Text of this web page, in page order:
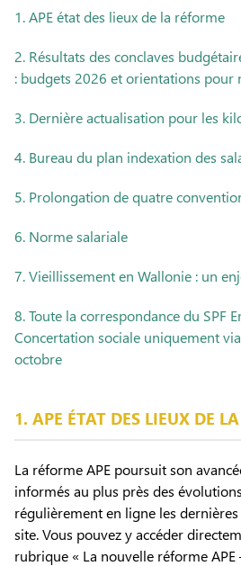
1. APE état des lieux de la réforme
2. Résultats des conclaves
: budgets 2026 et orientations pour
3. Dernière actualisation pour les
4. Bureau du plan indexation des
5. Prolongation de quatre
6. Norme salariale
7. Vieillissement en Wallonie : un
8.Toute la correspondance du SPF
Concertation sociale uniquement
octobre
1. APE ÉTAT DES LIEUX DE
La réforme APE poursuit son
informés au plus près des
régulièrement en ligne les
site. Vous pouvez y accéder
rubrique « La nouvelle réforme